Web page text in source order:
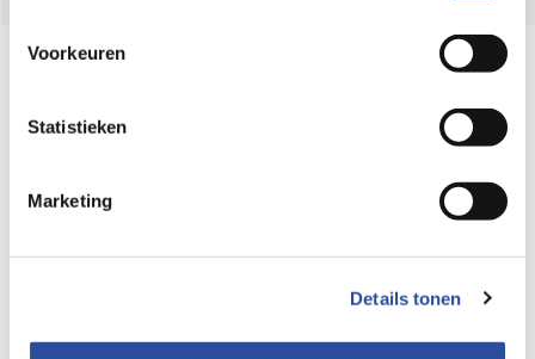
gegevensverwerking staat in de
Privacyverklaring
Voorkeuren
Statistieken
Marketing
Details tonen
Online aanbieder medicijnen
webshop mag verkopen.
⁠Verantwoorde zorg, ⁠ook online.